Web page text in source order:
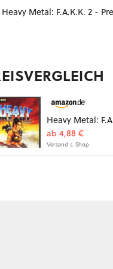
Heavy Metal: F.A.K.K. 2 -
Heavy Metal:
ab 4,88 €
Versand s. Shop